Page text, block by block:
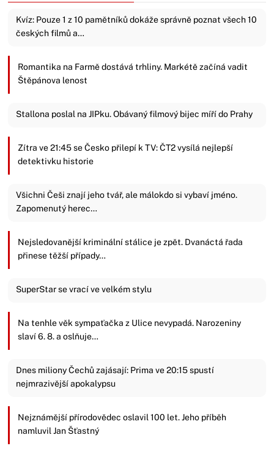
Kvíz: Pouze 1 z 10 pamětníků dokáže správně poznat všech 10
českých filmů a…
Romantika na Farmě dostává trhliny. Markétě začíná vadit
Štěpánova lenost
Stallona poslal na JIPku. Obávaný filmový bijec míří do Prahy
Zítra ve 21:45 se Česko přilepí k TV: ČT2 vysílá nejlepší
detektivku historie
Všichni Češi znají jeho tvář, ale málokdo si vybaví jméno.
Zapomenutý herec…
Nejsledovanější kriminální stálice je zpět. Dvanáctá řada
přinese těžší případy…
SuperStar se vrací ve velkém stylu
Na tenhle věk sympaťačka z Ulice nevypadá. Narozeniny
slaví 6. 8. a oslňuje…
Dnes miliony Čechů zajásají: Prima ve 20:15 spustí
nejmrazivější apokalypsu
Nejznámější přírodovědec oslavil 100 let. Jeho příběh
namluvil Jan Šťastný